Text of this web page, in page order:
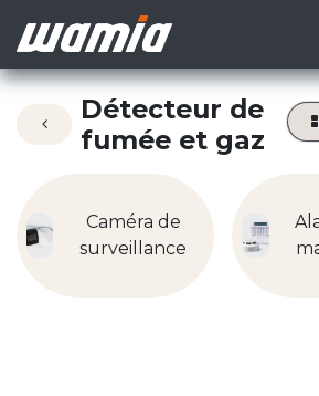
Détecteur de
fumée et gaz
Caméra de
surveillance